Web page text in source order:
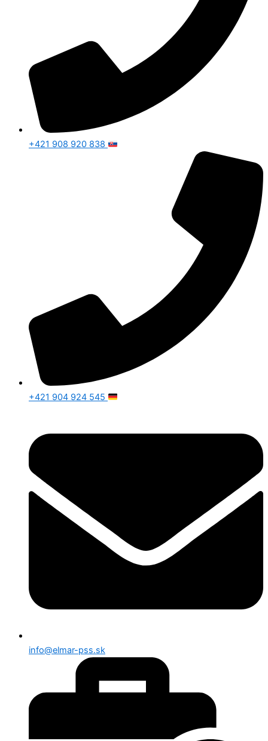
+421 908 920 838
+421 904 924 545
info@elmar-pss.sk